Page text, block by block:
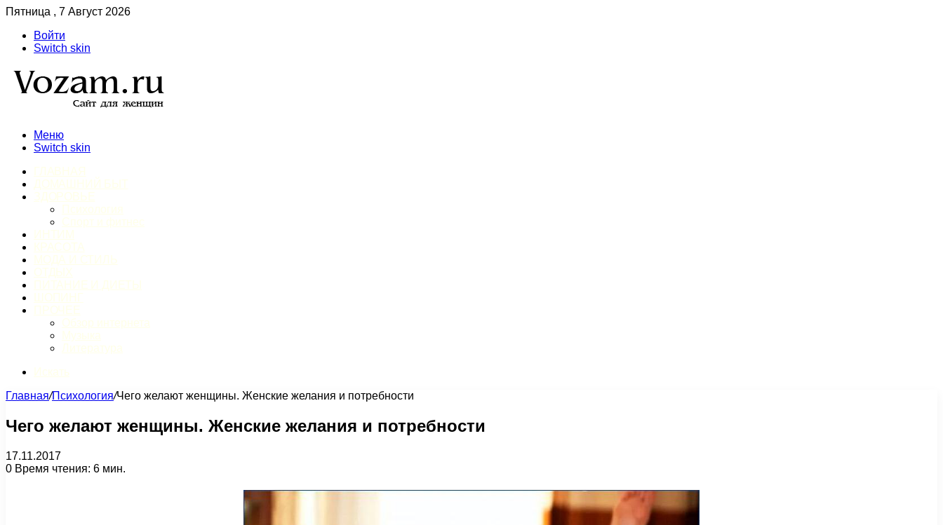
Пятница , 7 Август 2026
Войти
Switch skin
Меню
Switch skin
Главная/Психология/Чего желают женщины. Женские желания и потребности
Чего желают женщины. Женские желания и потребности
17.11.2017
0 Время чтения: 6 мин.